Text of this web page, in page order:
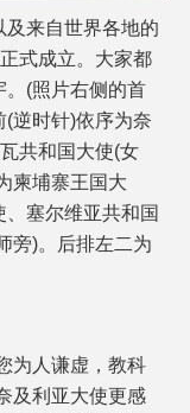
来自世界各地的
式成立。大家都
。(照片右侧的首
逆时针)依序为奈
共和国大使(女
柬埔寨王国大
塞尔维亚共和国
旁)。后排左二为
为人谦虚，教科
及利亚大使更感